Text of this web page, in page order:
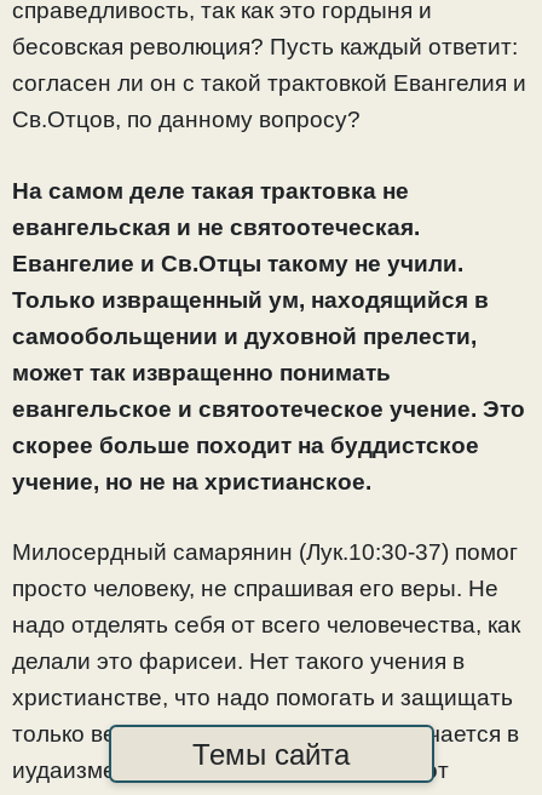
справедливость, так как это гордыня и
бесовская революция? Пусть каждый ответит:
согласен ли он с такой трактовкой Евангелия и
Св.Отцов, по данному вопросу?
На самом деле такая трактовка не
евангельская и не святоотеческая.
Евангелие и Св.Отцы такому не учили.
Только извращенный ум, находящийся в
самообольщении и духовной прелести,
может так извращенно понимать
евангельское и святоотеческое учение. Это
скорее больше походит на буддистское
учение, но не на христианское.
Милосердный самарянин (Лук.10:30-37) помог
просто человеку, не спрашивая его веры. Не
надо отделять себя от всего человечества, как
делали это фарисеи. Нет такого учения в
христианстве, что надо помогать и защищать
только верующих. Такое учение встречается в
иудаизме, которое унаследовало его от
Темы сайта